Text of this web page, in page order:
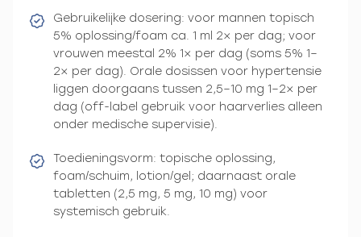
Gebruikelijke dosering: voor mannen topisch
5% oplossing/foam ca. 1 ml 2× per dag; voor
vrouwen meestal 2% 1× per dag (soms 5% 1–
2× per dag). Orale dosissen voor hypertensie
liggen doorgaans tussen 2,5–10 mg 1–2× per
dag (off-label gebruik voor haarverlies alleen
onder medische supervisie).
Toedieningsvorm: topische oplossing,
foam/schuim, lotion/gel; daarnaast orale
tabletten (2,5 mg, 5 mg, 10 mg) voor
systemisch gebruik.